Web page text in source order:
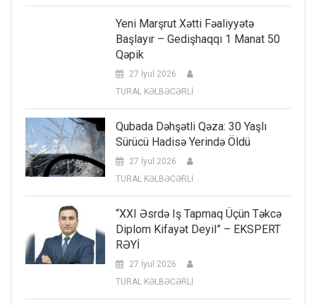
Yeni Marşrut Xətti Fəaliyyətə
Başlayır – Gedişhaqqı 1 Manat 50
Qəpik
27 İyul 2026
TURAL KƏLBƏCƏRLİ
Qubada Dəhşətli Qəza: 30 Yaşlı
Sürücü Hadisə Yerində Öldü
27 İyul 2026
TURAL KƏLBƏCƏRLİ
“XXI Əsrdə Iş Tapmaq Üçün Təkcə
Diplom Kifayət Deyil” – EKSPERT
RƏYİ
27 İyul 2026
TURAL KƏLBƏCƏRLİ